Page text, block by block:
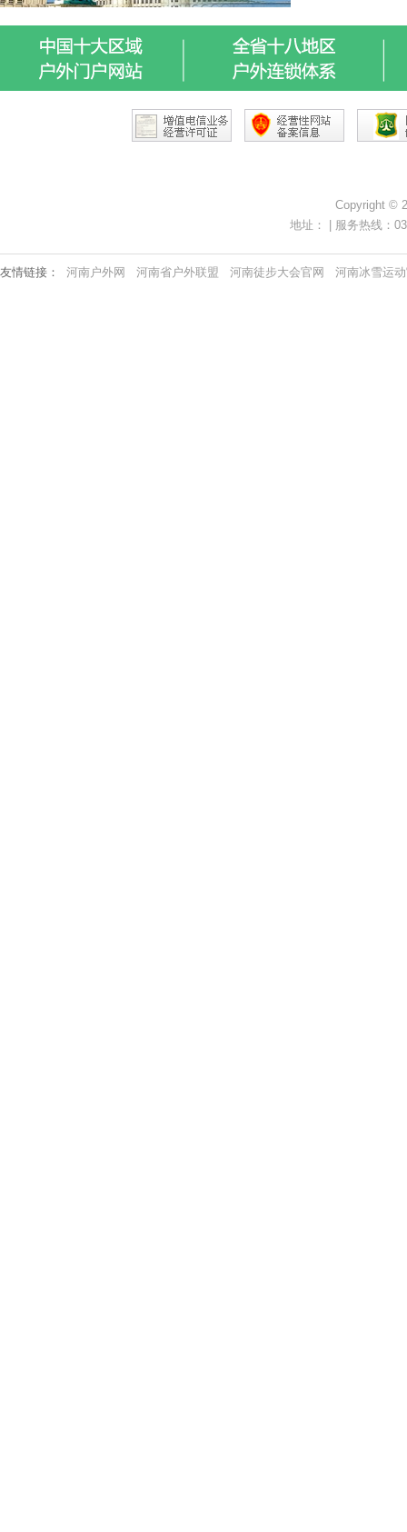
Copyright ©
地址： | 服务热线：
友情链接： 河南户外网 河南省户外联盟 河南徒步大会官网 河南冰雪运